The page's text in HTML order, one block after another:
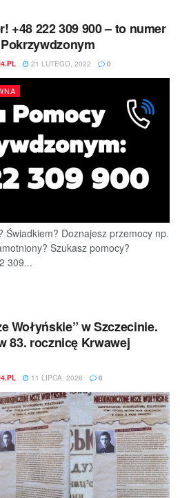
+48 222 309 900 – to numer
21 LUTEGO, 2022 0
Świadkiem? Doznajesz przemocy np.
Szukasz pomocy?
309...
Wołyńskie” w Szczecinie.
83. rocznicę Krwawej
11 LIPCA, 2026 0